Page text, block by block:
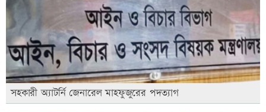
সহকারী অ্যাটর্নি জেনারেল মাহফুজুরের পদত্যাগ